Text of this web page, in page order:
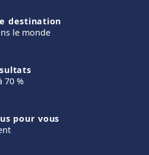
destination
le monde
70 %
pour vous